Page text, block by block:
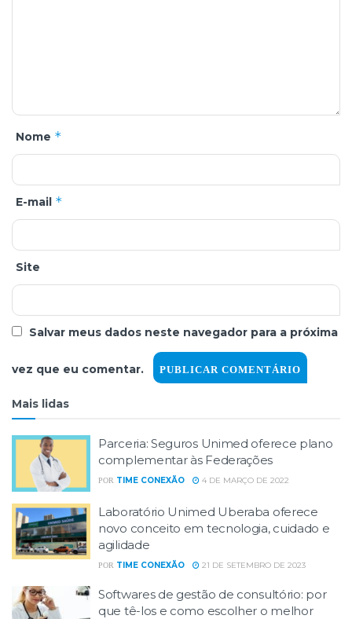
Nome *
E-mail *
Site
Salvar meus dados neste navegador para a próxima
vez que eu comentar.
Mais lidas
Parceria: Seguros Unimed oferece plano
complementar às Federações
POR TIME CONEXÃO 4 DE MARÇO DE 2022
Laboratório Unimed Uberaba oferece
novo conceito em tecnologia, cuidado e
agilidade
POR TIME CONEXÃO 21 DE SETEMBRO DE 2023
Softwares de gestão de consultório: por
que tê-los e como escolher o melhor